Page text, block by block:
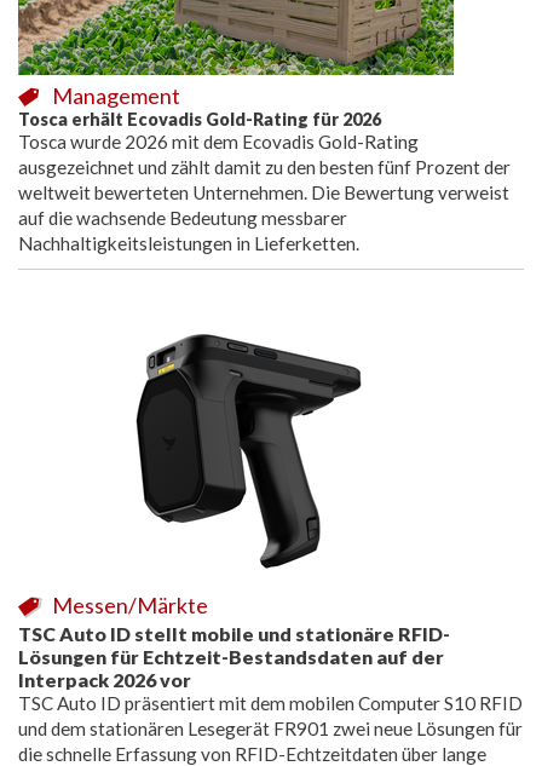
Tosca erhält Ecovadis Gold-Rating für 2026
Management
Tosca wurde 2026 mit dem Ecovadis Gold-Rating
ausgezeichnet und zählt damit zu den besten fünf Prozent der
weltweit bewerteten Unternehmen. Die Bewertung verweist
auf die wachsende Bedeutung messbarer
Nachhaltigkeitsleistungen in Lieferketten.
TSC Auto ID stellt mobile und stationäre RFID-
Lösungen für Echtzeit-Bestandsdaten auf der
Interpack 2026 vor
Messen/Märkte
TSC Auto ID präsentiert mit dem mobilen Computer S10 RFID
und dem stationären Lesegerät FR901 zwei neue Lösungen für
die schnelle Erfassung von RFID-Echtzeitdaten über lange